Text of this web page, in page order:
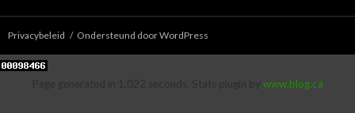
Privacybeleid Ondersteund door WordPress
www.blog.ca